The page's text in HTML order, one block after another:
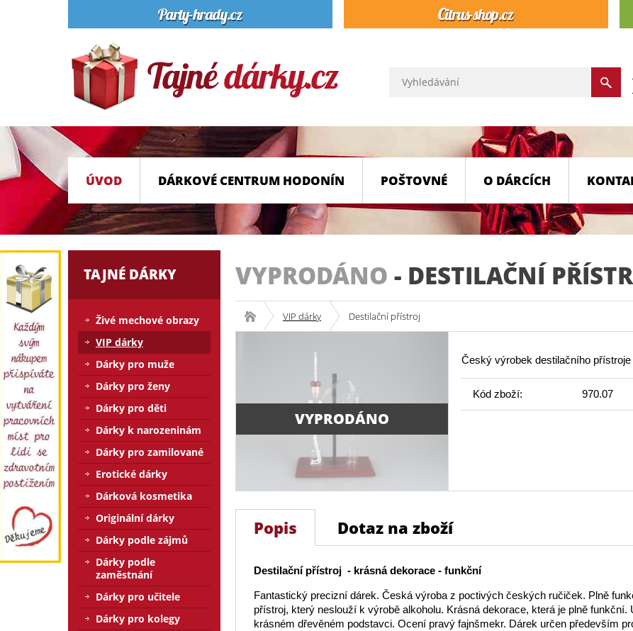
ÚVOD DÁRKOVÉ CENTRUM HODONÍN POŠTOVNÉ O DÁRCÍCH
VYPRODÁNO - DESTILAČNÍ
VIP dárky Destilační přístroj
VYPRODÁNO
Český výrobek destilačního
Kód zboží: 970.07
Popis Dotaz na zboží
Destilační přístroj - krásná dekorace - funkční
Fantastický precizní dárek. Česká výroba z poctivých českých ručiček. Plně
přístroj, který neslouží k výrobě alkoholu. Krásná dekorace, která je plně funkční.
krásném dřevěném podstavci. Ocení pravý fajnšmekr. Dárek určen především
TAJNÉ DÁRKY
Živé mechové obrazy
VIP dárky
Dárky pro muže
Dárky pro ženy
Dárky pro děti
Dárky k narozeninám
Dárky pro zamilované
Erotické dárky
Dárková kosmetika
Originální dárky
Dárky podle zájmů
Dárky podle
zaměstnání
Dárky pro učitele
Dárky pro kolegy